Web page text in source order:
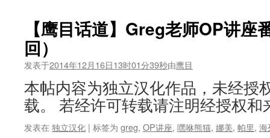
【鹰目话道】Greg老师OP讲座
回）
发表于2014年12月16日13时01分39秒由鹰目
本帖内容为独立汉化作品，未经授
载。 若经许可转载请注明经授权
发表在 独立汉化 | 标签为 greg, OP讲座, 嘿咻熊猫, 娜美, 帕里, 海